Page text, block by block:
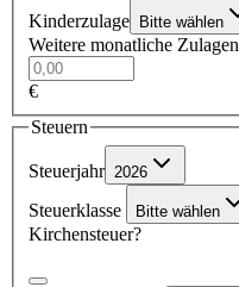
Kinderzulage Bitte wählen
Weitere monatliche Zulagen
€
Steuern
Steuerjahr 2026
Steuerklasse Bitte wählen
Kirchensteuer?